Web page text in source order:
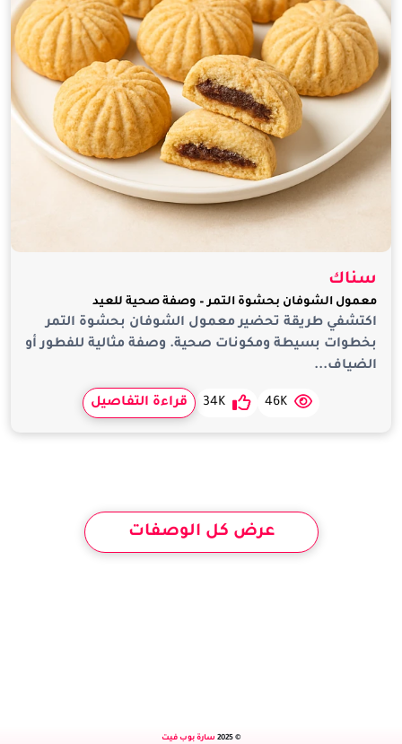
سناك
معمول الشوفان بحشوة التمر – وصفة صحية للعيد
اكتشفي طريقة تحضير معمول الشوفان بحشوة التمر
بخطوات بسيطة ومكونات صحية. وصفة مثالية للفطور أو
الضياف...
46K
34K قراءة التفاصيل
عرض كل الوصفات
© 2025 سارة بوب فيت